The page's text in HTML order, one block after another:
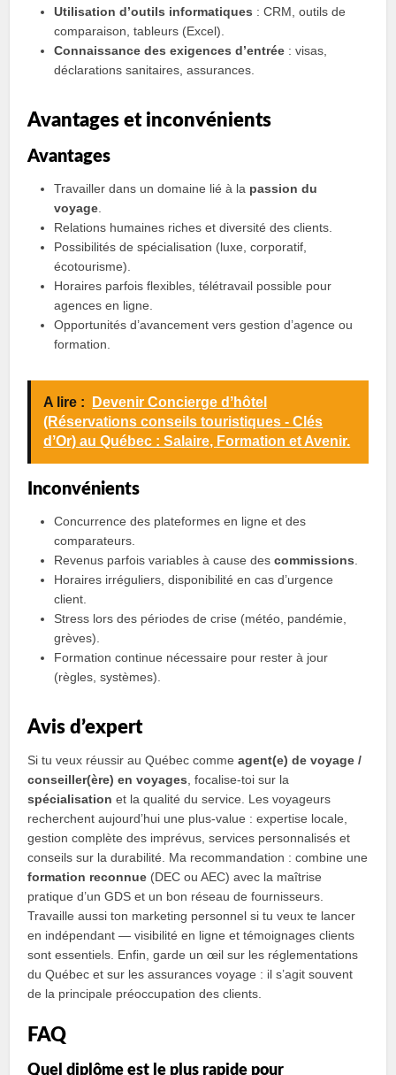
Utilisation d’outils informatiques : CRM, outils de
comparaison, tableurs (Excel).
Connaissance des exigences d’entrée : visas,
déclarations sanitaires, assurances.
Avantages et inconvénients
Avantages
Travailler dans un domaine lié à la passion du
voyage
Relations humaines riches et diversité des clients.
Possibilités de spécialisation (luxe, corporatif,
écotourisme).
Horaires parfois flexibles, télétravail possible pour
agences en ligne.
Opportunités d’avancement vers gestion d’agence ou
formation.
A lire :
Devenir Concierge dʼhôtel
(Réservations conseils touristiques - Clés
dʼOr) au Québec : Salaire, Formation et Avenir.
Inconvénients
Concurrence des plateformes en ligne et des
comparateurs.
Revenus parfois variables à cause descommissions
Horaires irréguliers, disponibilité en cas d’urgence
client.
Stress lors des périodes de crise (météo, pandémie,
grèves).
Formation continue nécessaire pour rester à jour
(règles, systèmes).
Avis d’expert
Si tu veux réussir au Québec commeagent(e) de voyage /
conseiller(ère) en voyages , focalise‑toi sur la
spécialisation et la qualité du service. Les voyageurs
recherchent aujourd’hui une plus‑value : expertise locale,
gestion complète des imprévus, services personnalisés et
conseils sur la durabilité. Ma recommandation : combine une
formation reconnue (DEC ou AEC) avec la maîtrise
pratique d’un GDS et un bon réseau de fournisseurs.
Travaille aussi ton marketing personnel si tu veux te lancer
en indépendant — visibilité en ligne et témoignages clients
sont essentiels. Enfin, garde un œil sur les réglementations
du Québec et sur les assurances voyage : il s’agit souvent
de la principale préoccupation des clients.
FAQ
Quel diplôme est le plus rapide pour